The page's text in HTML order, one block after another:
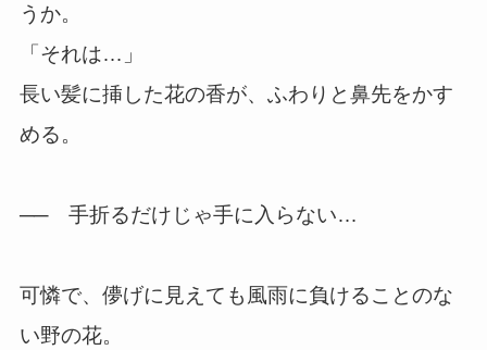
うか。
「それは…」
長い髪に挿した花の香が、ふわりと鼻先をかす
める。
── 手折るだけじゃ手に入らない…
可憐で、儚げに見えても風雨に負けることのな
い野の花。